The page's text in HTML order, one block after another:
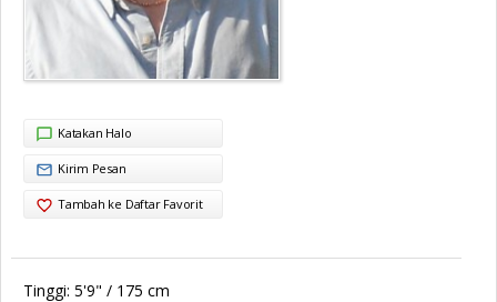
Katakan Halo
Kirim Pesan
Tambah ke Daftar Favorit
Tinggi: 5'9" / 175 cm